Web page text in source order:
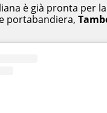
è già pronta per
portabandiera,